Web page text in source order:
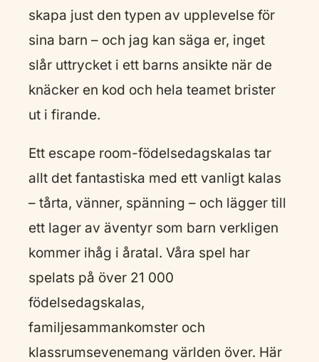
skapa just den typen av upplevelse för
sina barn – och jag kan säga er, inget
slår uttrycket i ett barns ansikte när de
knäcker en kod och hela teamet brister
ut i firande.
Ett escape room-födelsedagskalas tar
allt det fantastiska med ett vanligt kalas
– tårta, vänner, spänning – och lägger till
ett lager av äventyr som barn verkligen
kommer ihåg i åratal. Våra spel har
spelats på över 21 000
födelsedagskalas,
familjesammankomster och
klassrumsevenemang världen över. Här